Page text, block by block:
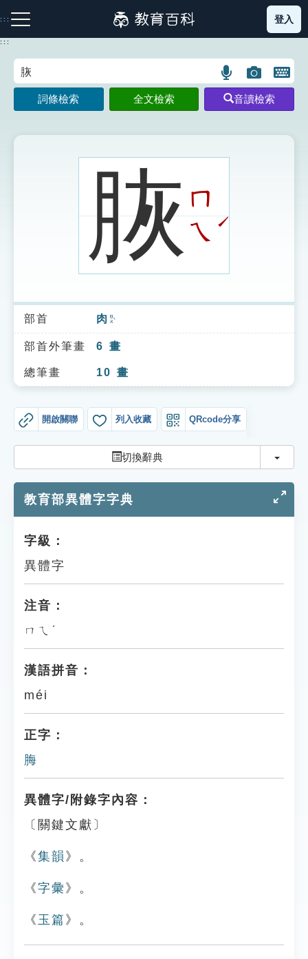
到
主
:::
注音索引圖示 筆畫索引圖示 部首索引表圖示
索引選單
知識索引
單字索引
貓頭鷹博士
登入
:::
語
言
搜
示
圖
片
搜
開
鍵
圖
詞條檢索 全文檢索 音讀檢索
脄ㄇ
ㄟˊ
部首 肉 ㄖㄡˋ
部首外筆畫 6 畫
總筆畫 10 畫
開啟關聯 列入收藏 QRcode分享
切換辭典 切換
教育部異體字字典
字級：
異體字
注音：
ㄇㄟˊ
漢語拼音：
méi
正字：
脢
異體字/附錄字內容：
〔關鍵文獻〕
《集韻 》。
《字彙 》。
《 玉篇 》。